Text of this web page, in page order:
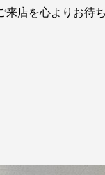
店を心よりお待ち